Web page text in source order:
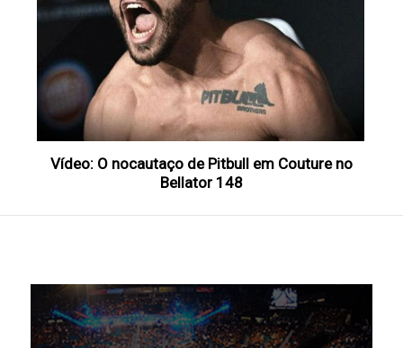
Vídeo: O nocautaço de Pitbull em Couture no
Bellator 148